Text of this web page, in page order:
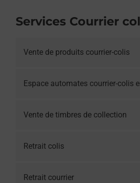
Services Courrier
Vente de produits courrier-colis
Espace automates courrier-colis
Vente de timbres de collection
Retrait colis
Retrait courrier